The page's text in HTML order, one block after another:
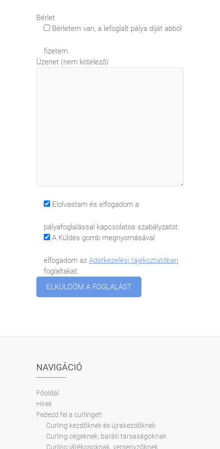
Bérlet
Bérletem van, a lefoglalt pálya díját abból
fizetem.
Üzenet (nem kötelező)
Elolvastam és elfogadom a
pályafoglalással kapcsolatos szabályzatot.
A Küldés gomb megnyomásával
elfogadom az Adatkezelési tájékoztatóban
foglaltakat.
NAVIGÁCIÓ
Főoldal
Hírek
Fedezd fel a curlinget!
Curling kezdőknek és újrakezdőknek
Curling cégeknek, baráti társaságoknak
Curling játékosoknak, versenyzőknek